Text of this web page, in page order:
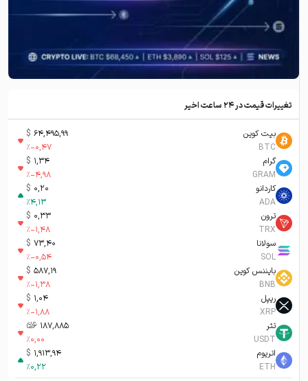
تغییرات قیمت در ۲۴ ساعت اخیر
بیت کوین
BTC
64,495,99
$
%-0,47
گرام
GRAM
1,34
$
%-4,98
کاردانو
ADA
0,20
$
%4,13
ترون
TRX
0,33
$
%-1,48
سولانا
SOL
73,40
$
%-0,54
بایننس کوین
BNB
587,19
$
%-1,38
ریپل
XRP
1,04
$
%-1,88
تتر
USDT
187,885 تومان-ء
%0,00
اتریوم
ETH
1,913,94
$
%0,22